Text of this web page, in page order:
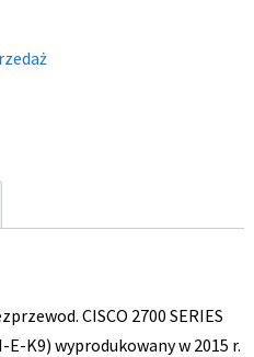
CISCO 2700 SERIES
E-K9) wyprodukowany w 2015 r.